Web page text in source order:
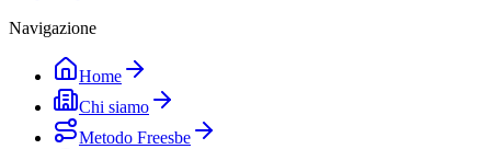
Navigazione
Home
Chi siamo
Metodo Freesbe